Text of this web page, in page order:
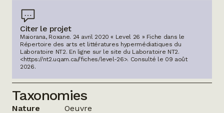
Citer le projet
Maiorana, Roxane. 24 avril 2020 « Level 26 » Fiche dans le
Répertoire des arts et littératures hypermédiatiques du
Laboratoire NT2. En ligne sur le site du Laboratoire NT2.
<https://nt2.uqam.ca//fiches/level-26>. Consulté le 09 août
2026.
Taxonomies
Nature Oeuvre